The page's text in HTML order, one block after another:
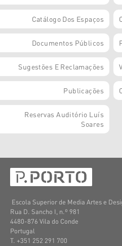
Catálogo Dos Espaços
Documentos Públicos
Sugestões E Reclamações
Publicações
Reservas Auditório Luís
Soares
Escola Superior de Media Artes e
Rua D. Sancho I, n.º 981
4480-876 Vila do Conde
Portugal
T. +351 252 291 700